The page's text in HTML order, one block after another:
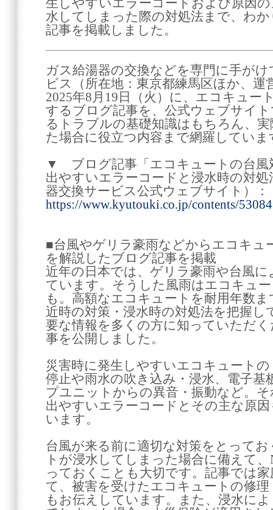
生しやすいエラーコードおよび原因
水してしまった際の対処法まで、わ
記事を掲載しました。
ガス給湯器の交換などを専門に手が
ビス（所在地：東京都練馬区ほか、運
2025年8月19日（火）に、エコキュー
するブログ記事を、公式ウェブサイ
るトラブルの基礎知識はもちろん、
た場合に役立つ内容まで網羅していま
▼ ブログ記事「エコキュートの台風
出やすいエラーコードと浸水時の対
器交換サービス公式ウェブサイト）：
https://www.kyutouki.co.jp/contents/
■台風やゲリラ豪雨などからエコキュ
を解説したブログ記事を掲載
近年の日本では、ゲリラ豪雨や台風
ています。そうした風雨はエコキュ
も。高額なエコキュートを耐用年数
近時の対策・浸水時の対処法を把握
要な情報を多くの方に知っていただ
事を公開しました。
災害時に発生しやすいエコキュート
停止や雨水の吹き込み・浸水、電子
プユニットからの異音・振動など。
出やすいエラーコードとその主な原
います。
台風が来る前に適切な対策をとって
トが浸水してしまった場合に備えて
っておくことも大切です。記事では
て、被害を受けたエコキュートの修
もお伝えしています。また、浸水に